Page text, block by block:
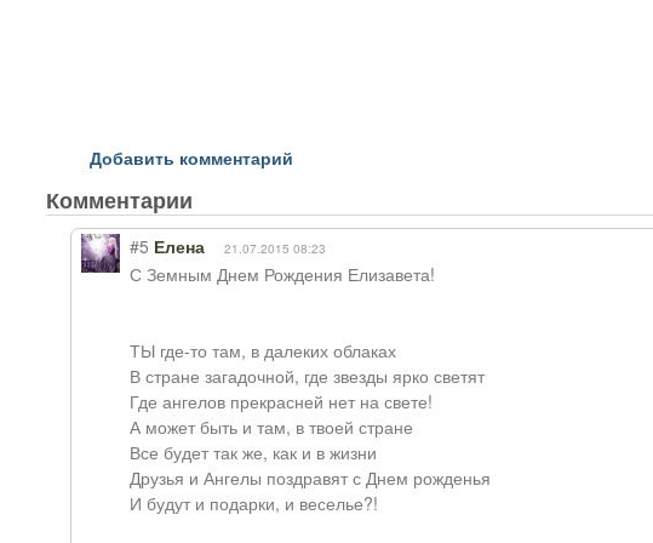
Добавить комментарий
Комментарии
#5 Елена 21.07.2015 08:23
С Земным Днем Рождения Елизавета!
ТЫ где-то там, в далеких облаках
В стране загадочной, где звезды ярко светят
Где ангелов прекрасней нет на свете!
А может быть и там, в твоей стране
Все будет так же, как и в жизни
Друзья и Ангелы поздравят с Днем рожденья
И будут и подарки, и веселье?!